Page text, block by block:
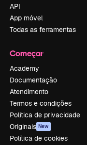
API
App móvel
Todas as ferramentas
Começar
Academy
Documentação
Atendimento
Termos e condições
Política de privacidade
Originais New
Política de cookies